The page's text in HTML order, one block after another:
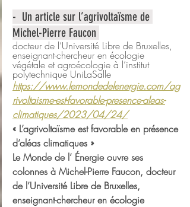
-  Un article sur l’agrivoltaïsme de
Michel-Pierre Faucon
docteur de l’Université Libre de Bruxelles,
enseignant-chercheur en écologie
végétale et agroécologie à l’institut
polytechnique UniLaSalle
https://www.lemondedelenergie.com/ag
rivoltaisme-est-favorable-presence-aleas-
climatiques/2023/04/24/
« L’agrivoltaïsme est favorable en présence
d’aléas climatiques »
Le Monde de l’ Énergie ouvre ses
colonnes à Michel-Pierre Faucon, docteur
de l’Université Libre de Bruxelles,
enseignant-chercheur en écologie